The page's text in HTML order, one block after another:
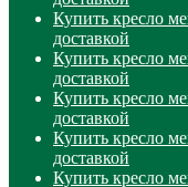
Купить кресло
доставкой
Купить кресло
доставкой
Купить кресло
доставкой
Купить кресло
доставкой
Купить кресло